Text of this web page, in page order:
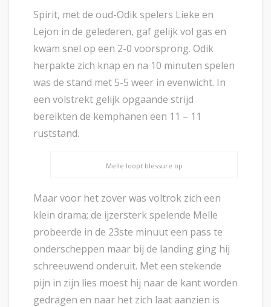
Spirit, met de oud-Odik spelers Lieke en
Lejon in de gelederen, gaf gelijk vol gas en
kwam snel op een 2-0 voorsprong. Odik
herpakte zich knap en na 10 minuten spelen
was de stand met 5-5 weer in evenwicht. In
een volstrekt gelijk opgaande strijd
bereikten de kemphanen een 11 – 11
ruststand.
Melle loopt blessure op
Maar voor het zover was voltrok zich een
klein drama; de ijzersterk spelende Melle
probeerde in de 23ste minuut een pass te
onderscheppen maar bij de landing ging hij
schreeuwend onderuit. Met een stekende
pijn in zijn lies moest hij naar de kant worden
gedragen en naar het zich laat aanzien is